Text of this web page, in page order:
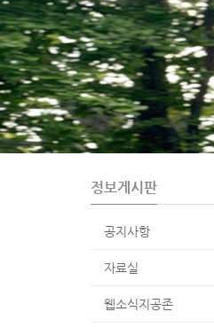
정보게시판
공지사항
자료실
웹소식지공존